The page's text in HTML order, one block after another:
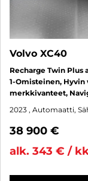
Volvo XC40
Recharge Twin Plus
1-Omisteinen, Hyvin
merkkivanteet,
2023 , Automaatti,
38 900 €
alk. 343 € /